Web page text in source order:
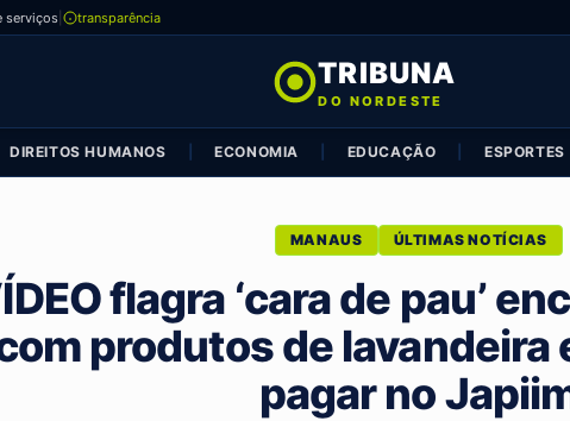
serviços transparência
TRIBUNA
DO NORDESTE
DIREITOS HUMANOS ECONOMIA EDUCAÇÃO ESPORTES
MANAUS ÚLTIMAS NOTÍCIAS
flagra ‘cara de pau’
produtos de lavandeira
pagar no